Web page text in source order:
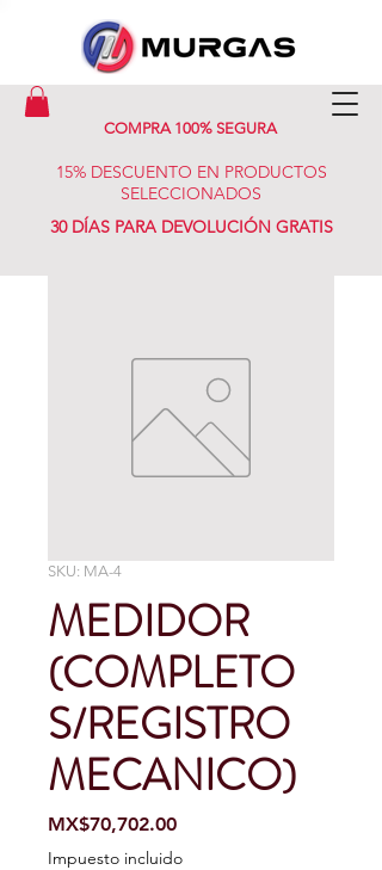
COMPRA 100% SEGURA
15% DESCUENTO EN PRODUCTOS
SELECCIONADOS
30 DÍAS PARA DEVOLUCIÓN GRATIS
SKU: MA-4
MEDIDOR
(COMPLETO
S/REGISTRO
MECANICO)
MX$70,702.00Precio
Impuesto incluido